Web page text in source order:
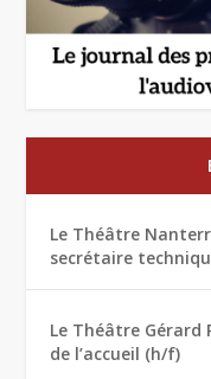
Le Théâtre
secrétaire
Le Théâtre Gérard
de l’accueil (h/f)